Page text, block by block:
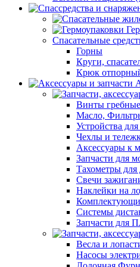
Спасательные
Горны
Круги,
Крюк
Винты
Масло,
Устройства
Чехлы и
Аксессуары к
Запчасти для
Тахометры для
Свечи
Наклейки на
Системы
Запчасти для
Весла и
Насосы